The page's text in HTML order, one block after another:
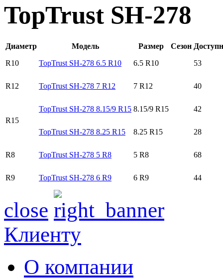
TopTrust SH-278
Диаметр Модель Размер Сезон
R10
TopTrust SH-278 6.5 R10 6.5 R10 53
R12 TopTrust SH-278 7 R12 7 R12 40
R15
TopTrust SH-278 8.15/9 R15 8.15/9 R15 42
TopTrust SH-278 8.25 R15 8.25 R15 28
R8 TopTrust SH-278 5 R8 5 R8 68
R9 TopTrust SH-278 6 R9 6 R9 44
close
Клиенту
О компании